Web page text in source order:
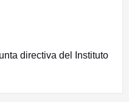
directiva del Instituto